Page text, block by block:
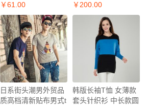
￥61.00 ￥200.00
日系街头潮男外贸品
质高档清新贴布男式t
韩版长袖T恤 女薄款
套头针织衫 中长款圆